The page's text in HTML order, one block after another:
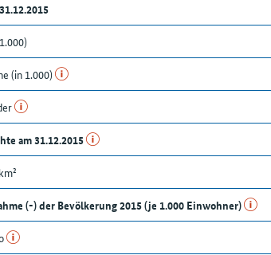
(in 1.000)
am 31.12.2015
(-) der Bevölkerung 2015 (je 1.000 Einwohner)